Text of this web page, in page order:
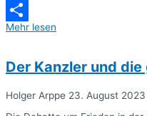
Messenger
Teilen
Mehr lesen
Der Kanzler und
Holger Arppe 23. August 2023